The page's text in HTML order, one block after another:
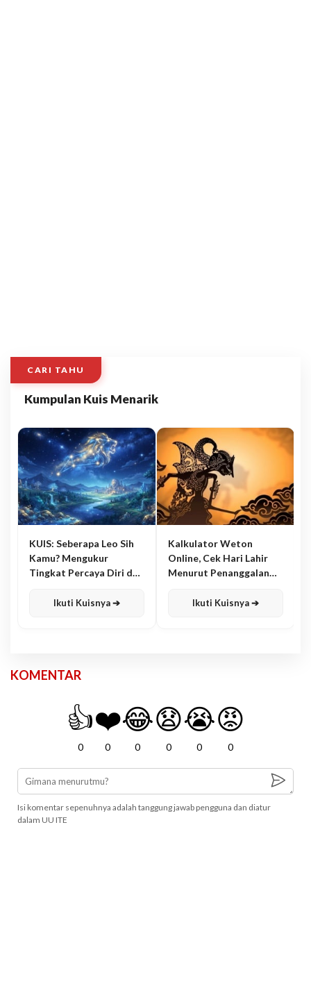
CARI TAHU
Kumpulan Kuis Menarik
KUIS: Seberapa Leo Sih
Kamu? Mengukur
Tingkat Percaya Diri dan
Ikuti Kuisnya ➔
Kalkulator Weton
Online, Cek Hari Lahir
Menurut Penanggalan
Ikuti Kuisnya ➔
KOMENTAR
👍
0
❤️
0
😂
0
😧
0
😭
0
😡
0
Isi komentar sepenuhnya adalah tanggung jawab pengguna dan diatur
dalam UU ITE